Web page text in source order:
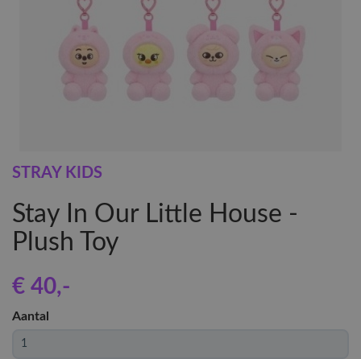
STRAY KIDS
Stay In Our Little House -
Plush Toy
€ 40,-
Aantal